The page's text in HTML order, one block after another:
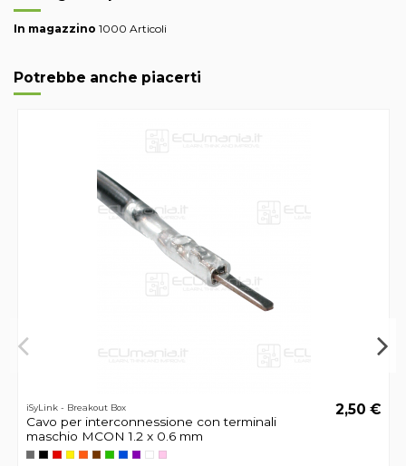
In magazzino 1000 Articoli
Potrebbe anche piacerti
iSyLink - Breakout Box
Cavo per interconnessione con terminali
maschio MCON 1.2 x 0.6 mm
2,50 €